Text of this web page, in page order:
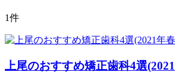
1件
上尾のおすすめ矯正歯科4選